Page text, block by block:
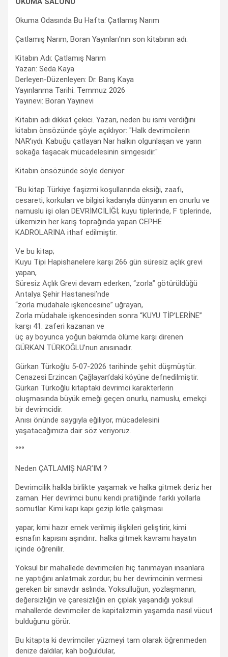
Okuma Odasında Bu Hafta: Çatlamış Narım
Çatlamış Narım, Boran Yayınları'nın son kitabının adı.
Kitabın Adı: Çatlamış Narım
Yazan: Seda Kaya
Derleyen-Düzenleyen: Dr. Barış Kaya
Yayınlanma Tarihi: Temmuz 2026
Yayınevi: Boran Yayınevi
Kitabın adı dikkat çekici. Yazarı, neden bu ismi verdiğini
kitabın önsözünde şöyle açıklıyor: "Halk devrimcilerin
NAR’ıydı. Kabuğu çatlayan Nar halkın olgunlaşan ve yarın
sokağa taşacak mücadelesinin simgesidir."
Kitabın önsözünde söyle deniyor:
"Bu kitap Türkiye faşizmi koşullarında eksiği, zaafı,
cesareti, korkuları ve bilgisi kadarıyla dünyanın en onurlu ve
namuslu işi olan DEVRİMCİLİĞİ; kuyu tiplerinde, F tiplerinde,
ülkemizin her karış toprağında yapan CEPHE
KADROLARINA ithaf edilmiştir.
Ve bu kitap;
Kuyu Tipi Hapishanelere karşı 266 gün süresiz açlık grevi
yapan,
Süresiz Açlık Grevi devam ederken, “zorla” götürüldüğü
Antalya Şehir Hastanesi’nde
“zorla müdahale işkencesine” uğrayan,
Zorla müdahale işkencesinden sonra “KUYU TİP’LERİNE”
karşı 41. zaferi kazanan ve
üç ay boyunca yoğun bakımda ölüme karşı direnen
GÜRKAN TÜRKOĞLU’nun anısınadır.
Gürkan Türkoğlu 5-07-2026 tarihinde şehit düşmüştür.
Cenazesi Erzincan Çağlayan’daki köyüne defnedilmiştir.
Gürkan Türkoğlu kitaptaki devrimci karakterlerin
oluşmasında büyük emeği geçen onurlu, namuslu, emekçi
bir devrimcidir.
Anısı önünde saygıyla eğiliyor, mücadelesini
yaşatacağımıza dair söz veriyoruz.
°°°
Neden ÇATLAMIŞ NAR’IM ?
Devrimcilik halkla birlikte yaşamak ve halka gitmek deriz her
zaman. Her devrimci bunu kendi pratiğinde farklı yollarla
somutlar. Kimi kapı kapı gezip kitle çalışması
yapar, kimi hazır emek verilmiş ilişkileri geliştirir, kimi
esnafın kapısını aşındırır.. halka gitmek kavramı hayatın
içinde öğrenilir.
Yoksul bir mahallede devrimcileri hiç tanımayan insanlara
ne yaptığını anlatmak zordur; bu her devrimcinin vermesi
gereken bir sınavdır aslında. Yoksulluğun, yozlaşmanın,
değersizliğin ve çaresizliğin en çıplak yaşandığı yoksul
mahallerde devrimciler de kapitalizmin yaşamda nasıl vücut
bulduğunu görür.
Bu kitapta ki devrimciler yüzmeyi tam olarak öğrenmeden
denize daldılar, kah boğuldular,